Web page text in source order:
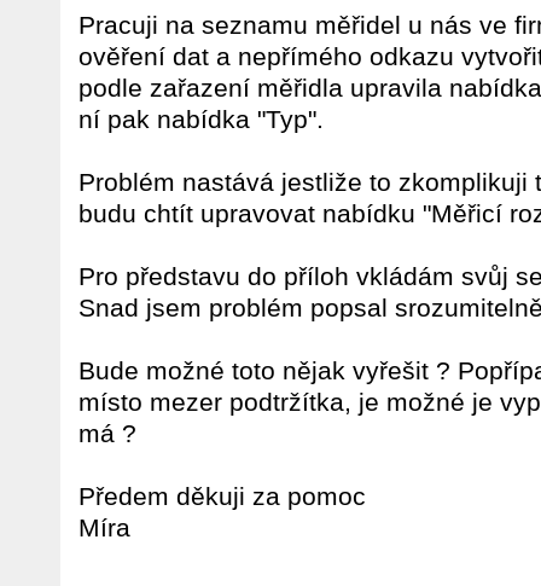
Pracuji na seznamu měřidel u nás ve
ověření dat a nepřímého odkazu
podle zařazení měřidla upravila
ní pak nabídka "Typ".
Problém nastává jestliže to zkomplikuji
budu chtít upravovat nabídku "Měřicí
Pro představu do příloh vkládám svůj
Snad jsem problém popsal
Bude možné toto nějak vyřešit ?
místo mezer podtržítka, je možné je
má ?
Předem děkuji za pomoc
Míra